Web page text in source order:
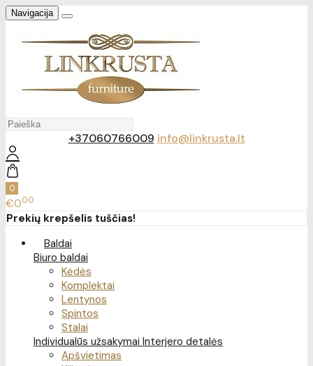
Navigacija
+37060766009 info@linkrusta.lt
0
€000
Prekių krepšelis tuščias!
Baldai
Biuro baldai
Kėdės
Komplektai
Lentynos
Spintos
Stalai
Individualūs užsakymai Interjero detalės
Apšvietimas